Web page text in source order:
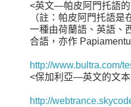
<英文—帕皮阿門托語
（註：帕皮阿門托語
一種由荷蘭語、英語、
合語，亦作 Papiamentu
http://www.bultra.com/
<保加利亞—英文的文
http://